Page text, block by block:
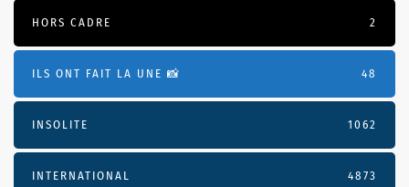
HORS CADRE 2
ILS ONT FAIT LA UNE 📸 48
INSOLITE 1062
INTERNATIONAL 4873